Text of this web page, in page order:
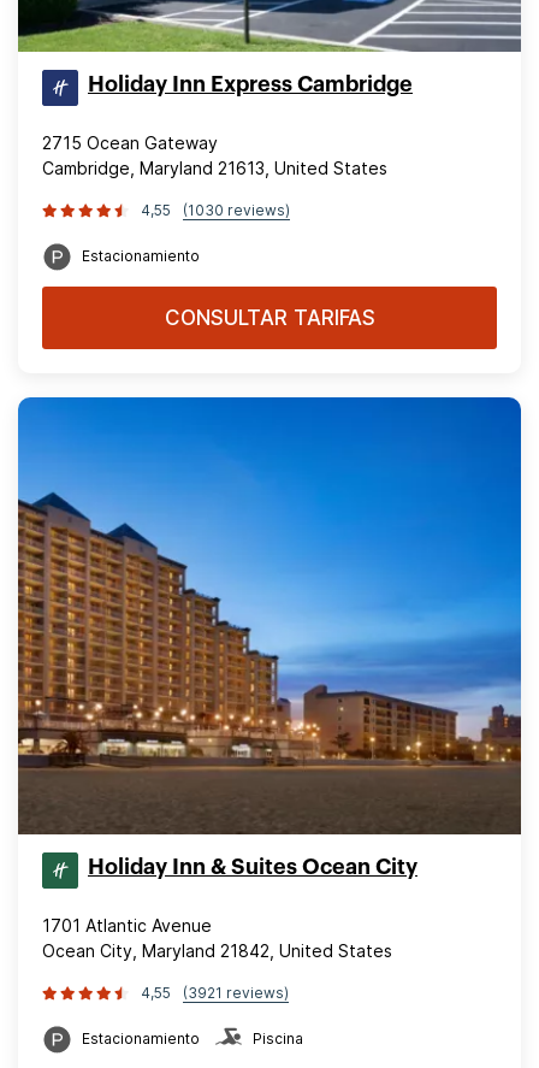
Holiday Inn Express Cambridge
2715 Ocean Gateway
Cambridge, Maryland 21613, United States
4,55 (1030 reviews)
Estacionamiento
CONSULTAR TARIFAS
Holiday Inn & Suites Ocean City
1701 Atlantic Avenue
Ocean City, Maryland 21842, United States
4,55 (3921 reviews)
Estacionamiento Piscina